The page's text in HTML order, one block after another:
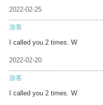
2022-02-25
游客
I called you 2 times. W
2022-02-20
游客
I called you 2 times. W